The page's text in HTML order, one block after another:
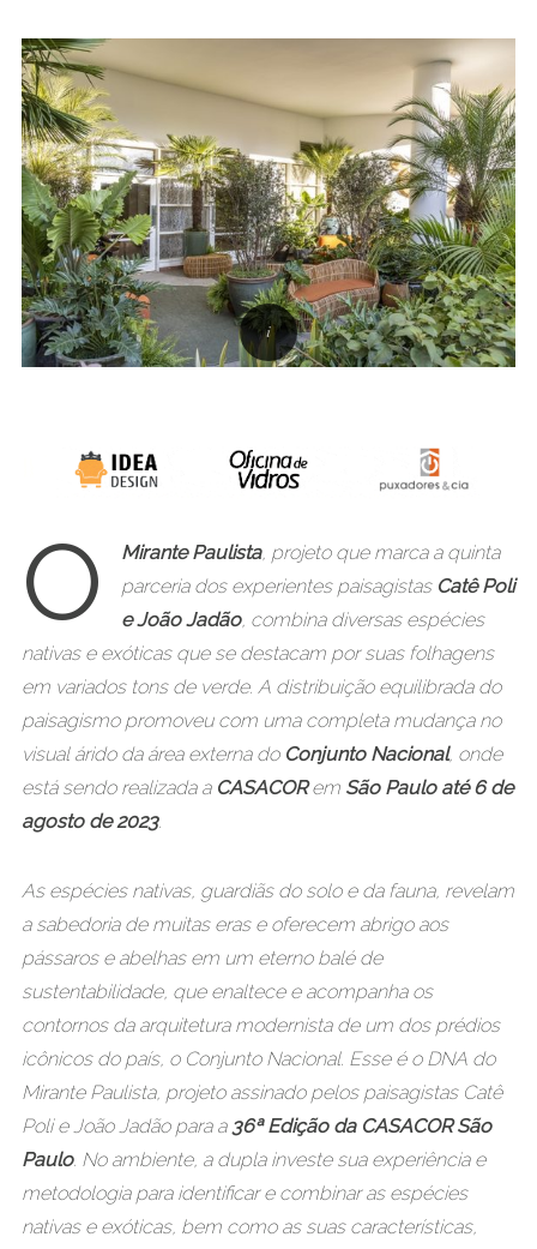
O Mirante Paulista, projeto que marca a quinta
parceria dos experientes paisagistas Catê Poli
e João Jadão, combina diversas espécies
nativas e exóticas que se destacam por suas folhagens
em variados tons de verde. A distribuição equilibrada do
paisagismo promoveu com uma completa mudança no
visual árido da área externa do Conjunto Nacional, onde
está sendo realizada aCASACORem São Paulo até 6 de
agosto de 2023.
As espécies nativas, guardiãs do solo e da fauna, revelam
a sabedoria de muitas eras e oferecem abrigo aos
pássaros e abelhas em um eterno balé de
sustentabilidade, que enaltece e acompanha os
contornos da arquitetura modernista de um dos prédios
icônicos do país, o Conjunto Nacional. Esse é o DNA do
Mirante Paulista, projeto assinado pelos paisagistas Catê
Poli e João Jadão para a 36ª Edição da CASACOR São
Paulo. No ambiente, a dupla investe sua experiência e
metodologia para identificar e combinar as espécies
nativas e exóticas, bem como as suas características,